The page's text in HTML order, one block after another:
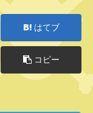
はてブ
コピー